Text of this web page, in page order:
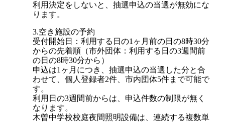
利用決定をしないと、抽選申込の当選が無効にな
ります。
3.空き施設の予約
受付開始日：利用する日の1ヶ月前の日の8時30分
からの先着順（市外団体：利用する日の3週間前
の日の8時30分から）
申込は1ヶ月につき、抽選申込の当選した分と合
わせて、個人登録者2件、市内団体5件まで可能で
す。
利用日の3週間前からは、申込件数の制限が無く
なります。
木曽中学校校庭夜間照明設備は、連続する複数単